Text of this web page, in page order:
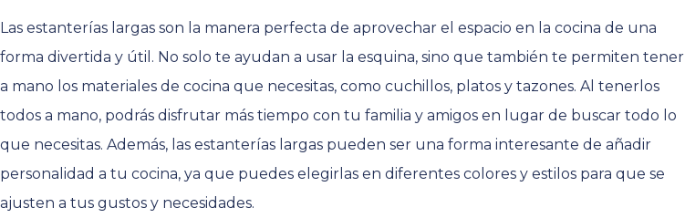
Las estanterías largas son la manera perfecta de aprovechar el espacio en la cocina de una
forma divertida y útil. No solo te ayudan a usar la esquina, sino que también te permiten tener
a mano los materiales de cocina que necesitas, como cuchillos, platos y tazones. Al tenerlos
todos a mano, podrás disfrutar más tiempo con tu familia y amigos en lugar de buscar todo lo
que necesitas. Además, las estanterías largas pueden ser una forma interesante de añadir
personalidad a tu cocina, ya que puedes elegirlas en diferentes colores y estilos para que se
ajusten a tus gustos y necesidades.